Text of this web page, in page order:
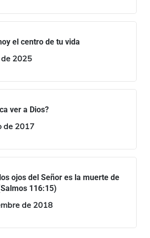
el centro de tu vida
2025
ver a Dios?
de 2017
ojos del Señor es la muerte de
116:15)
de 2018